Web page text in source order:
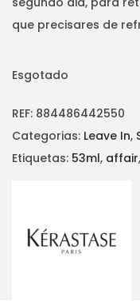
que precisares de
Esgotado
REF: 884486442550
Categorias: Leave In,
Etiquetas: 53ml, affair,